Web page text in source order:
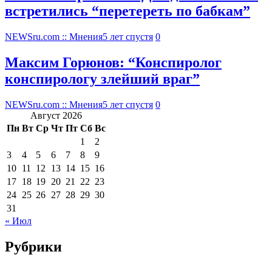
встретились “перетереть по бабкам”
NEWSru.com :: Мнения5 лет спустя 0
Максим Горюнов: “Конспиролог
конспирологу злейший враг”
NEWSru.com :: Мнения5 лет спустя 0
Август 2026
Пн Вт Ср Чт Пт Сб Вс
1
2
3
4 5 6 7 8
9
10 11 12 13 14 15 16
17 18 19 20 21 22 23
24 25 26 27 28 29 30
31
« Июл
Рубрики